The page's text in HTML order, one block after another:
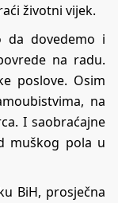
životni vijek.
da dovedemo i
na radu.
poslove. Osim
na
I saobraćajne
muškog pola u
BiH, prosječna